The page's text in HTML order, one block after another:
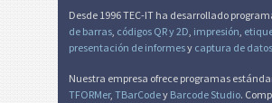
Desde 1996 TEC-IT ha desarrollado
de barras, códigos QR y 2D, impresión,
presentación de informesy captura de datos
Nuestra empresa ofrece programas
TFORMer, TBarCodey Barcode Studio.